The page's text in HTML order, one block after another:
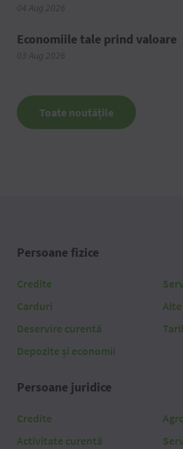
04 Aug 2026
Economiile tale prind valoare
03 Aug 2026
Toate noutățile
Persoane fizice
Credite
Carduri
Deservire curentă
Depozite și economii
Persoane juridice
Credite
Activitate curentă